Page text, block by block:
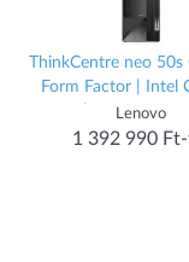
ThinkCentre neo 50s
Form Factor | Intel
13700 | 64GB DDR4
SSD | 8000GB HDD |
Lenovo
1 392 990